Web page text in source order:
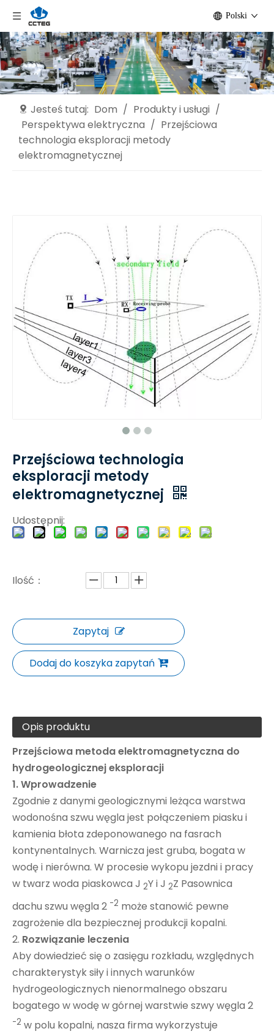
Polski
Jesteś tutaj: Dom / Produkty i usługi /
Perspektywa elektryczna / Przejściowa
technologia eksploracji metody
elektromagnetycznej
Przejściowa technologia
eksploracji metody
elektromagnetycznej
Udostępnij:
Ilość：
Zapytaj
Dodaj do koszyka zapytań
Opis produktu
Przejściowa metoda elektromagnetyczna do
hydrogeologicznej eksploracji
1.Wprowadzenie
Zgodnie z danymi geologicznymi leżąca warstwa
wodonośna szwu węgla jest połączeniem piasku i
kamienia błota zdeponowanego na fasrach
kontynentalnych. Warnicza jest gruba, bogata w
wodę i nierówna. W procesie wykopu jezdni i pracy
w twarz woda piaskowca J 2Y i J 2Z Pasownica
dachu szwu węgla 2 -2 może stanowić pewne
zagrożenie dla bezpiecznej produkcji kopalni.
2. Rozwiązanie leczenia
Aby dowiedzieć się o zasięgu rozkładu, względnych
charakterystyk siły i innych warunków
hydrogeologicznych nienormalnego obszaru
bogatego w wodę w górnej warstwie szwy węgla 2
-2 w polu kopalni, nasza firma wykorzystuje